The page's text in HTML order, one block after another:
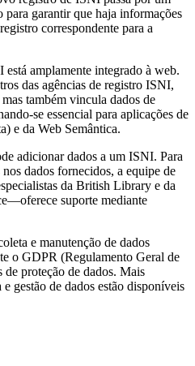
garantir que haja informações
correspondente para a
amplamente integrado à web.
das agências de registro ISNI,
também vincula dados de
se essencial para aplicações de
e da Web Semântica.
adicionar dados a um ISNI. Para
dados fornecidos, a equipe de
da British Library e da
suporte mediante
e manutenção de dados
o GDPR (Regulamento Geral de
de proteção de dados. Mais
gestão de dados estão disponíveis